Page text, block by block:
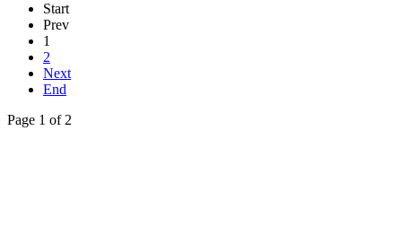
Start
Prev
1
2
Next
End
Page 1 of 2